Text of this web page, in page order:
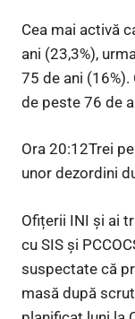
Cea mai activă
ani (23,3%),
75 de ani
de peste 76 de
Ora 20:12Trei
unor dezordini
Ofițerii INI și ai
cu SIS și
suspectate că
masă după